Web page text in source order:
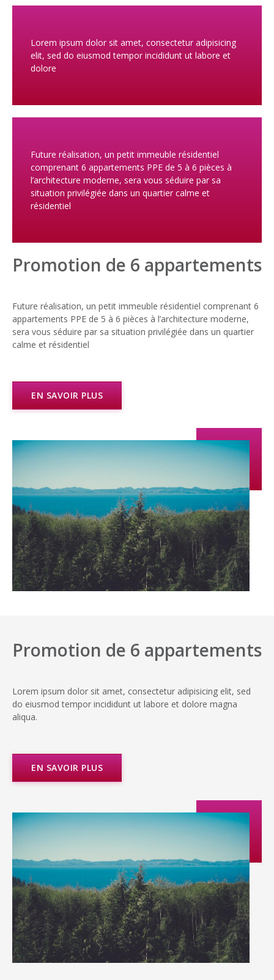
Lorem ipsum dolor sit amet, consectetur adipisicing
elit, sed do eiusmod tempor incididunt ut labore et
dolore
Future réalisation, un petit immeuble résidentiel
comprenant 6 appartements PPE de 5 à 6 pièces à
l’architecture moderne, sera vous séduire par sa
situation privilégiée dans un quartier calme et
résidentiel
Promotion de 6 appartements
Future réalisation, un petit immeuble résidentiel comprenant 6
appartements PPE de 5 à 6 pièces à l’architecture moderne,
sera vous séduire par sa situation privilégiée dans un quartier
calme et résidentiel
EN SAVOIR PLUS
Promotion de 6 appartements
Lorem ipsum dolor sit amet, consectetur adipisicing elit, sed
do eiusmod tempor incididunt ut labore et dolore magna
aliqua.
EN SAVOIR PLUS